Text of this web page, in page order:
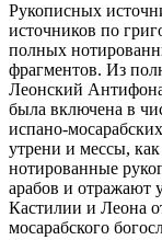
Рукописных
источников по
полных
фрагментов. Из
Леонский
была включена в
испано-
утрени и мессы,
нотированные
арабов и отражают
Кастилии и Леона
мосарабского